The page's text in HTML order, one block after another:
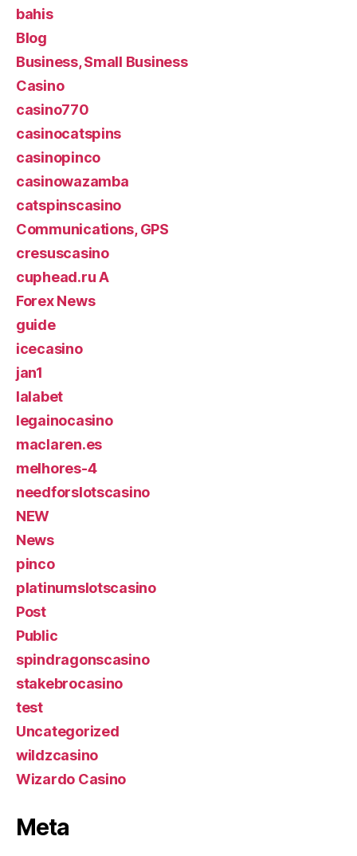
bahis
Blog
Business, Small Business
Casino
casino770
casinocatspins
casinopinco
casinowazamba
catspinscasino
Communications, GPS
cresuscasino
cuphead.ru A
Forex News
guide
icecasino
jan1
lalabet
legainocasino
maclaren.es
melhores-4
needforslotscasino
NEW
News
pinco
platinumslotscasino
Post
Public
spindragonscasino
stakebrocasino
test
Uncategorized
wildzcasino
Wizardo Casino
Meta